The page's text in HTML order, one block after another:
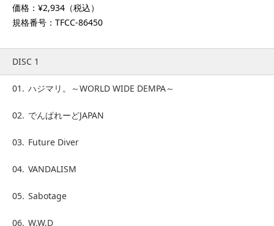
価格：¥2,934（税込）
規格番号：TFCC-86450
DISC 1
01. ハジマリ。～WORLD WIDE DEMPA～
02. でんぱれーどJAPAN
03. Future Diver
04. VANDALISM
05. Sabotage
06. W.W.D